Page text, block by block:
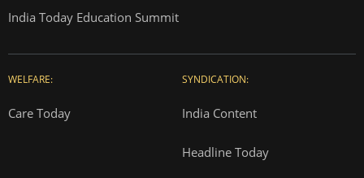
India Today Education Summit
WELFARE:
Care Today
SYNDICATION:
India Content
Headline Today